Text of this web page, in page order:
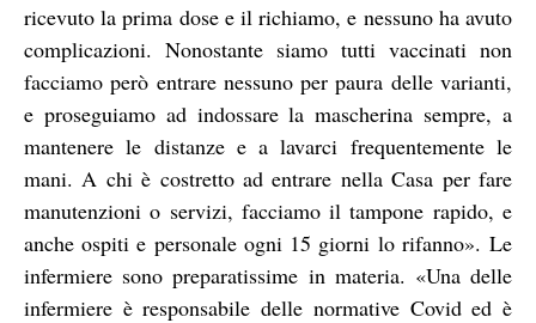
ricevuto la prima dose e il richiamo, e nessuno ha avuto
complicazioni. Nonostante siamo tutti vaccinati non
facciamo però entrare nessuno per paura delle varianti,
e proseguiamo ad indossare la mascherina sempre, a
mantenere le distanze e a lavarci frequentemente le
mani. A chi è costretto ad entrare nella Casa per fare
manutenzioni o servizi, facciamo il tampone rapido, e
anche ospiti e personale ogni 15 giorni lo rifanno». Le
infermiere sono preparatissime in materia. «Una delle
infermiere è responsabile delle normative Covid ed è